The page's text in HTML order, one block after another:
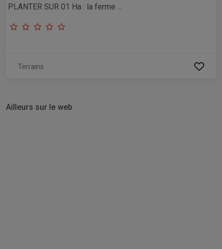
PLANTER SUR 01 Ha : la ferme ...
Terrains
Ailleurs sur le web